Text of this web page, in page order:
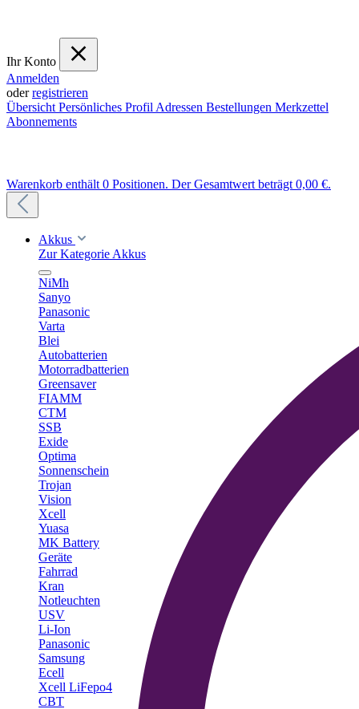
Ihr Konto
Anmelden
oderregistrieren
Übersicht Persönliches Profil Adressen Bestellungen Merkzettel
Abonnements
Warenkorb enthält 0 Positionen. Der Gesamtwert beträgt 0,00 €.
Akkus
Zur Kategorie Akkus
NiMh
Sanyo
Panasonic
Varta
Blei
Autobatterien
Motorradbatterien
Greensaver
FIAMM
CTM
SSB
Exide
Optima
Sonnenschein
Trojan
Vision
Xcell
Yuasa
MK Battery
Geräte
Fahrrad
Kran
Notleuchten
USV
Li-Ion
Panasonic
Samsung
Ecell
Xcell LiFepo4
CBT